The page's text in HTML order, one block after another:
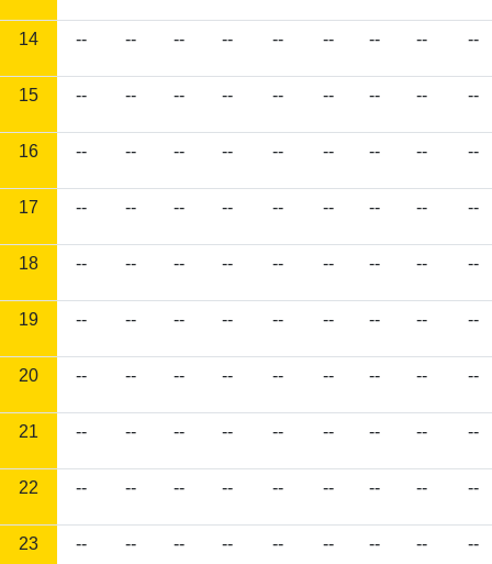
14 -- -- -- -- -- -- -- -- --
15 -- -- -- -- -- -- -- -- --
16 -- -- -- -- -- -- -- -- --
17 -- -- -- -- -- -- -- -- --
18 -- -- -- -- -- -- -- -- --
19 -- -- -- -- -- -- -- -- --
20 -- -- -- -- -- -- -- -- --
21 -- -- -- -- -- -- -- -- --
22 -- -- -- -- -- -- -- -- --
23 -- -- -- -- -- -- -- -- --